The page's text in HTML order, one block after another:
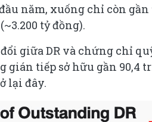
năm, xuống chỉ còn
tỷ đồng).
giữa DR và chứng chỉ
gián tiếp sở hữu gần 90,4
lại đây.